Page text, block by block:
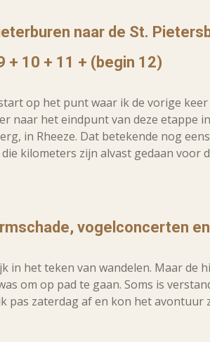
naar de St.
+ 10 + 11 + (begin 12)
op het punt waar ik de vorige keer
naar het eindpunt van deze etappe
in Rheeze. Dat betekende nog
kilometers zijn alvast gedaan voor
vogelconcerten
in het teken van wandelen. Maar de
om op pad te gaan. Soms is
pas zaterdag af en kon het avontuur